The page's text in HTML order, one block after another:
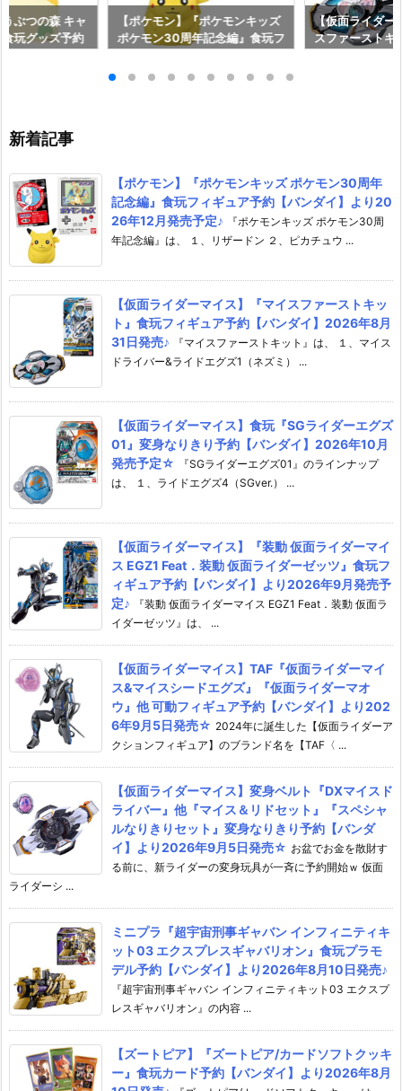
ぶつの森 キャ
玩グッズ予約
【ポケモン】『ポケモンキッズ
ポケモン30周年記念編』食玩フ
2026年12月発売予定♪
【仮面ライダー
スファーストキ
新着記事
【ポケモン】『ポケモンキッズ ポケモン30周年
記念編』食玩フィギュア予約【バンダイ】より20
26年12月発売予定♪
『ポケモンキッズ ポケモン30周
年記念編』は、 １、リザードン ２、ピカチュウ ...
【仮面ライダーマイス】『マイスファーストキッ
ト』食玩フィギュア予約【バンダイ】2026年8月
31日発売♪
『マイスファーストキット』は、 １、マイス
ドライバー&ライドエグズ1（ネズミ） ...
【仮面ライダーマイス】食玩『SGライダーエグズ
01』変身なりきり予約【バンダイ】2026年10月
発売予定☆
『SGライダーエグズ01』のラインナップ
は、 １、ライドエグズ4（SGver.） ...
【仮面ライダーマイス】『装動 仮面ライダーマイ
ス EGZ1 Feat．装動 仮面ライダーゼッツ』食玩フ
ィギュア予約【バンダイ】より2026年9月発売予
定♪
『装動 仮面ライダーマイス EGZ1 Feat．装動 仮面ラ
イダーゼッツ』は、 ...
【仮面ライダーマイス】TAF『仮面ライダーマイ
ス&マイスシードエグズ』『仮面ライダーマオ
ウ』他 可動フィギュア予約【バンダイ】より202
6年9月5日発売☆ 2024年に誕生した【仮面ライダーア
クションフィギュア】のブランド名を【TAF〈 ...
【仮面ライダーマイス】変身ベルト『DXマイスド
ライバー』他『マイス＆リドセット』『スペシャ
ルなりきりセット』変身なりきり予約【バンダ
イ】より2026年9月5日発売☆ お盆でお金を散財す
る前に、新ライダーの変身玩具が一斉に予約開始ｗ 仮面
ライダーシ ...
ミニプラ『超宇宙刑事ギャバン インフィニティキ
ット03 エクスプレスギャバリオン』食玩プラモ
デル予約【バンダイ】より2026年8月10日発売♪
『超宇宙刑事ギャバン インフィニティキット03 エクスプ
レスギャバリオン』の内容 ...
【ズートピア】『ズートピア/カードソフトクッキ
ー』食玩カード予約【バンダイ】より2026年8月